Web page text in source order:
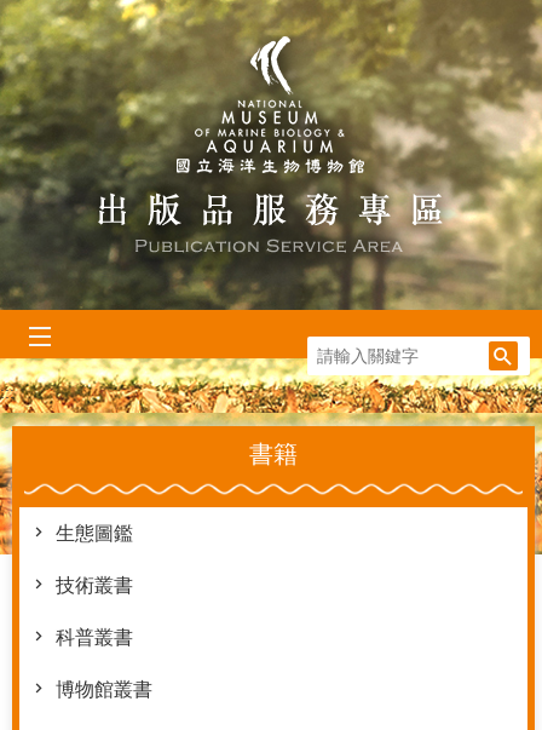
跳到主要內容區塊
:::
書籍
生態圖鑑
技術叢書
科普叢書
博物館叢書